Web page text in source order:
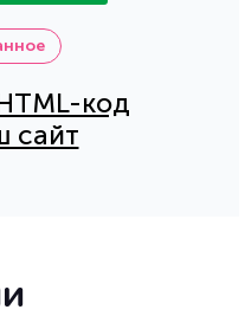
код
сайт